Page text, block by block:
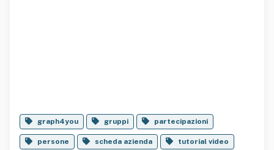
graph4you gruppi partecipazioni
persone scheda azienda tutorial video